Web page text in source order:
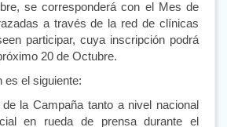
se corresponderá con el Mes de
a través de la red de clínicas
participar, cuya inscripción podrá
20 de Octubre.
es el siguiente:
de la Campaña tanto a nivel nacional
en rueda de prensa durante el